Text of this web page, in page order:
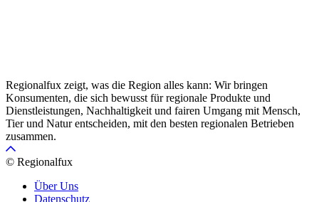
Regionalfux zeigt, was die Region alles kann: Wir bringen
Konsumenten, die sich bewusst für regionale Produkte und
Dienstleistungen, Nachhaltigkeit und fairen Umgang mit Mensch,
Tier und Natur entscheiden, mit den besten regionalen Betrieben
zusammen.
© Regionalfux
Über Uns
Datenschutz